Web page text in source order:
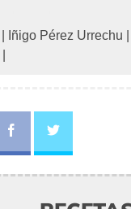
Iñigo Pérez Urrechu